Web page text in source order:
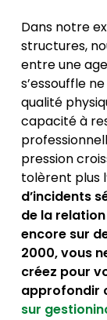
Dans notre
structures,
entre une
s’essouffle
qualité
capacité à
pression
tolèrent plus
d’incidents
de la
encore sur
2000, vous
créez pour
approfondir
sur